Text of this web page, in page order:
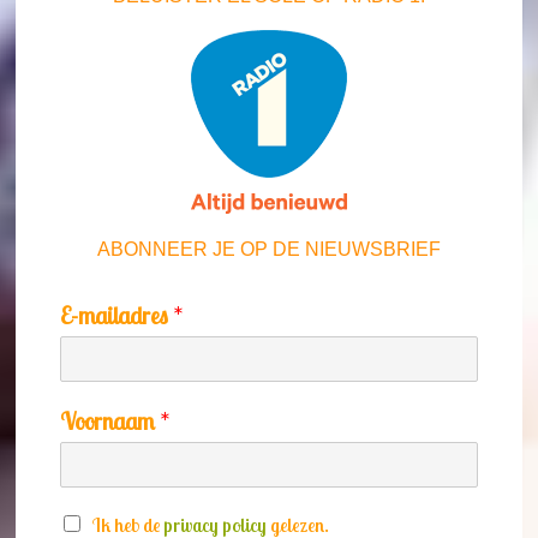
ABONNEER JE OP DE NIEUWSBRIEF
E-mailadres *
Voornaam*
S
Ik heb de privacy policy gelezen.